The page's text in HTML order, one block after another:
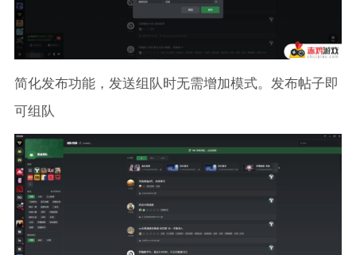
简化发布功能，发送组队时无需增加模式。发布帖子即
可组队